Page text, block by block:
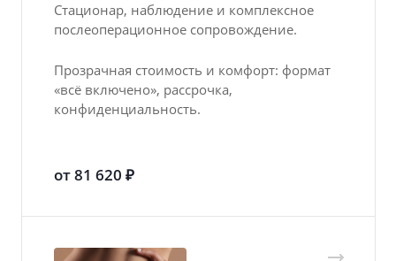
Стационар, наблюдение и комплексное
послеоперационное сопровождение.
Прозрачная стоимость и комфорт: формат
«всё включено», рассрочка,
конфиденциальность.
от 81 620 ₽